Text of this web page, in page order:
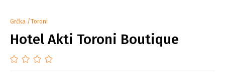
Grčka Toroni
Hotel Akti Toroni Boutique